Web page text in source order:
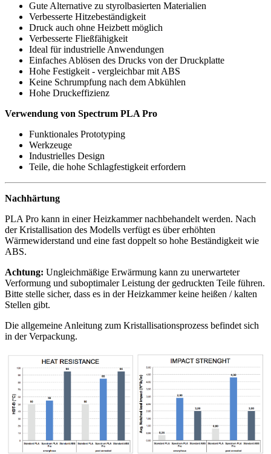
Gute Alternative zu styrolbasierten Materialien
Verbesserte Hitzebeständigkeit
Druck auch ohne Heizbett möglich
Verbesserte Fließfähigkeit
Ideal für industrielle Anwendungen
Einfaches Ablösen des Drucks von der Druckplatte
Hohe Festigkeit - vergleichbar mit ABS
Keine Schrumpfung nach dem Abkühlen
Hohe Druckeffizienz
Verwendung von Spectrum PLA Pro
Funktionales Prototyping
Werkzeuge
Industrielles Design
Teile, die hohe Schlagfestigkeit erfordern
Nachhärtung
PLA Pro kann in einer Heizkammer nachbehandelt werden. Nach
der Kristallisation des Modells verfügt es über erhöhten
Wärmewiderstand und eine fast doppelt so hohe Beständigkeit wie
ABS.
Achtung: Ungleichmäßige Erwärmung kann zu unerwarteter
Verformung und suboptimaler Leistung der gedruckten Teile führen.
Bitte stelle sicher, dass es in der Heizkammer keine heißen / kalten
Stellen gibt.
Die allgemeine Anleitung zum Kristallisationsprozess befindet sich
in der Verpackung.